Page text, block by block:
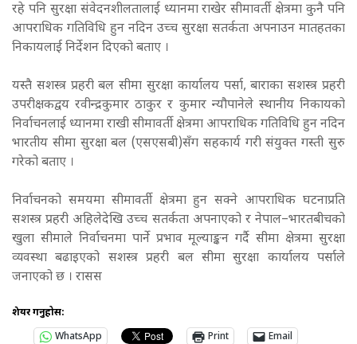
रहे पनि सुरक्षा संवेदनशीलतालाई ध्यानमा राखेर सीमावर्ती क्षेत्रमा कुनै पनि
आपराधिक गतिविधि हुन नदिन उच्च सुरक्षा सतर्कता अपनाउन मातहतका
निकायलाई निर्देशन दिएको बताए ।
यस्तै सशस्त्र प्रहरी बल सीमा सुरक्षा कार्यालय पर्सा, बाराका सशस्त्र प्रहरी
उपरीक्षकद्वय रवीन्द्रकुमार ठाकुर र कुमार न्यौपानेले स्थानीय निकायको
निर्वाचनलाई ध्यानमा राखी सीमावर्ती क्षेत्रमा आपराधिक गतिविधि हुन नदिन
भारतीय सीमा सुरक्षा बल (एसएसबी)सँग सहकार्य गरी संयुक्त गस्ती सुरु
गरेको बताए ।
निर्वाचनको समयमा सीमावर्ती क्षेत्रमा हुन सक्ने आपराधिक घटनाप्रति
सशस्त्र प्रहरी अहिलेदेखि उच्च सतर्कता अपनाएको र नेपाल–भारतबीचको
खुला सीमाले निर्वाचनमा पार्ने प्रभाव मूल्याङ्कन गर्दै सीमा क्षेत्रमा सुरक्षा
व्यवस्था बढाइएको सशस्त्र प्रहरी बल सीमा सुरक्षा कार्यालय पर्साले
जनाएको छ । रासस
शेयर गर्नुहोस:
WhatsApp
Print Email